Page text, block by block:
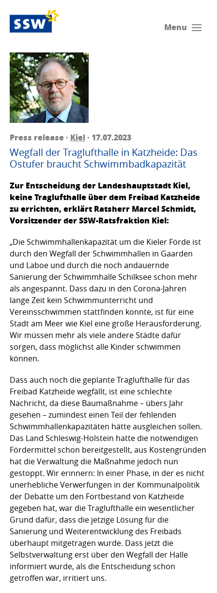
Menu
Press release · Kiel · 17.07.2023
Wegfall der Traglufthalle in Katzheide: Das
Ostufer braucht Schwimmbadkapazität
Zur Entscheidung der Landeshauptstadt Kiel,
keine Traglufthalle über dem Freibad Katzheide
zu errichten, erklärt Ratsherr Marcel Schmidt,
Vorsitzender der SSW-Ratsfraktion Kiel:
„Die Schwimmhallenkapazität um die Kieler Förde ist
durch den Wegfall der Schwimmhallen in Gaarden
und Laboe und durch die noch andauernde
Sanierung der Schwimmhalle Schilksee schon mehr
als angespannt. Dass dazu in den Corona-Jahren
lange Zeit kein Schwimmunterricht und
Vereinsschwimmen stattfinden konnte, ist für eine
Stadt am Meer wie Kiel eine große Herausforderung.
Wir müssen mehr als viele andere Städte dafür
sorgen, dass möglichst alle Kinder schwimmen
können.
Dass auch noch die geplante Traglufthalle für das
Freibad Katzheide wegfällt, ist eine schlechte
Nachricht, da diese Baumaßnahme – übers Jahr
gesehen – zumindest einen Teil der fehlenden
Schwimmhallenkapazitäten hätte ausgleichen sollen.
Das Land Schleswig-Holstein hatte die notwendigen
Fördermittel schon bereitgestellt, aus Kostengründen
hat die Verwaltung die Maßnahme jedoch nun
gestoppt. Wir erinnern: In einer Phase, in der es nicht
unerhebliche Verwerfungen in der Kommunalpolitik
der Debatte um den Fortbestand von Katzheide
gegeben hat, war die Traglufthalle ein wesentlicher
Grund dafür, dass die jetzige Lösung für die
Sanierung und Weiterentwicklung des Freibads
überhaupt mitgetragen wurde. Dass jetzt die
Selbstverwaltung erst über den Wegfall der Halle
informiert wurde, als die Entscheidung schon
getroffen war, irritiert uns.